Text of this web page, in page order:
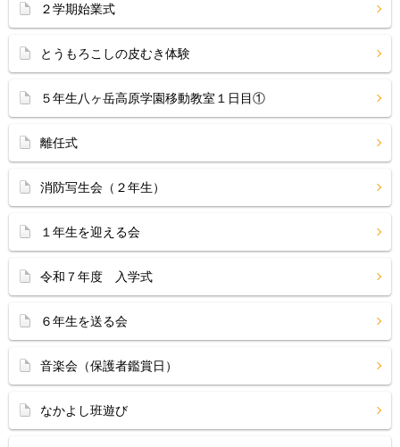
２学期始業式
とうもろこしの皮むき体験
５年生八ヶ岳高原学園移動教室１日目①
離任式
消防写生会（２年生）
１年生を迎える会
令和７年度 入学式
６年生を送る会
音楽会（保護者鑑賞日）
なかよし班遊び